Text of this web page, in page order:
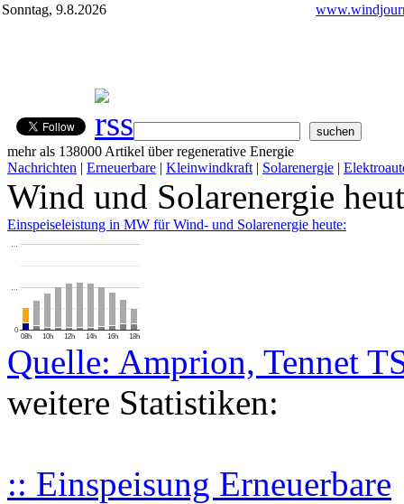
Sonntag, 9.8.2026
mehr als 138000 Artikel über regenerative Energie
Nachrichten | Erneuerbare | Kleinwindkraft | Solarenergie |
Wind und Solarenergie
Einspeiseleistung in MW für Wind- und Solarenergie heute:
08h 10h 12h 14h 16h 18h
0
…
…
Quelle: Amprion, Tennet
weitere Statistiken:
:: Einspeisung Erneuerbare